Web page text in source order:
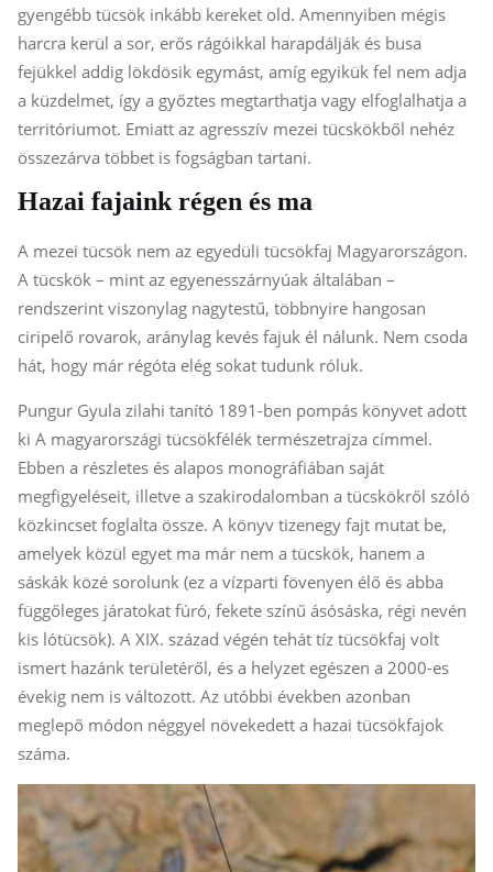
gyengébb tücsök inkább kereket old. Amennyiben mégis
harcra kerül a sor, erős rágóikkal harapdálják és busa
fejükkel addig lökdösik egymást, amíg egyikük fel nem adja
a küzdelmet, így a győztes megtarthatja vagy elfoglalhatja a
territóriumot. Emiatt az agresszív mezei tücskökből nehéz
összezárva többet is fogságban tartani.
Hazai fajaink régen és ma
A mezei tücsök nem az egyedüli tücsökfaj Magyarországon.
A tücskök – mint az egyenesszárnyúak általában –
rendszerint viszonylag nagytestű, többnyire hangosan
ciripelő rovarok, aránylag kevés fajuk él nálunk. Nem csoda
hát, hogy már régóta elég sokat tudunk róluk.
Pungur Gyula zilahi tanító 1891-ben pompás könyvet adott
ki A magyarországi tücsökfélék természetrajza címmel.
Ebben a részletes és alapos monográfiában saját
megfigyeléseit, illetve a szakirodalomban a tücskökről szóló
közkincset foglalta össze. A könyv tizenegy fajt mutat be,
amelyek közül egyet ma már nem a tücskök, hanem a
sáskák közé sorolunk (ez a vízparti fövenyen élő és abba
függőleges járatokat fúró, fekete színű ásósáska, régi nevén
kis lótücsök). A XIX. század végén tehát tíz tücsökfaj volt
ismert hazánk területéről, és a helyzet egészen a 2000-es
évekig nem is változott. Az utóbbi években azonban
meglepő módon néggyel növekedett a hazai tücsökfajok
száma.